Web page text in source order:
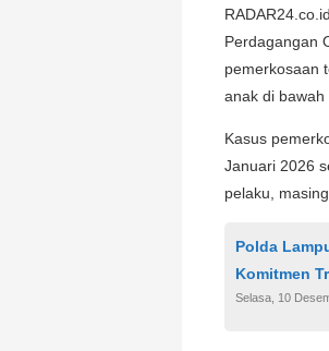
Perdagangan
pemerkosaan
anak di
Kasus
Januari 2026
pelaku,
Polda
Komitmen
Selasa, 10